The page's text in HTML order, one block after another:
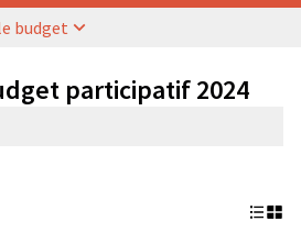
budget
participatif 2024